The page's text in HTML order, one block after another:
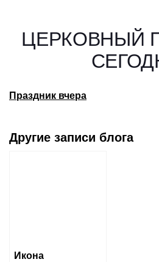
ЦЕРКОВНЫЙ
Праздник вчера
Другие записи блога
Икона